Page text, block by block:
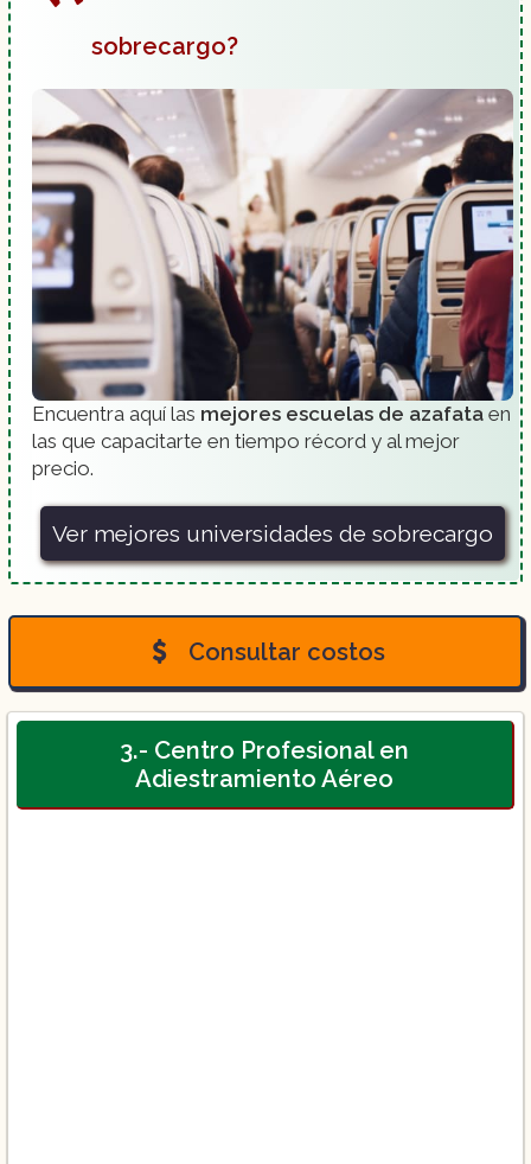
sobrecargo?
Encuentra aquí las mejores escuelas de azafata en
las que capacitarte en tiempo récord y al mejor
precio.
Ver mejores universidades de sobrecargo
Consultar costos
3.- Centro Profesional en
Adiestramiento Aéreo